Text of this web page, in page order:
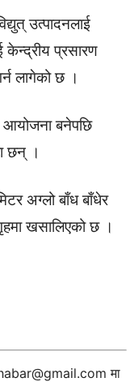
उत्पादनलाई
केन्द्रीय प्रसारण
लागेको छ ।
बनेपछि
छन् ।
अग्लो बाँध बाँधेर
खसालिएको छ ।
मा